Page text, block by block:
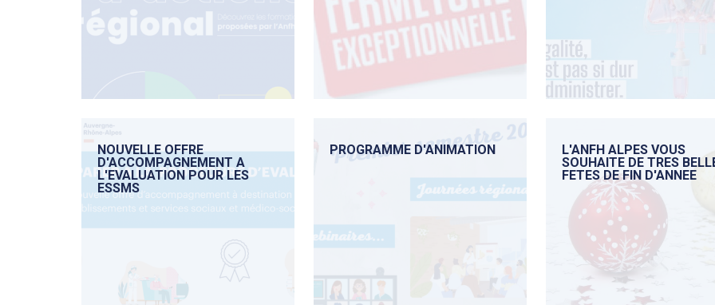
NOUVELLE OFFRE
D'ACCOMPAGNEMENT A
L'EVALUATION POUR LES
ESSMS
PROGRAMME D'ANIMATION
L'ANFH ALPES VOUS
SOUHAITE DE TRES
FETES DE FIN D'ANNEE